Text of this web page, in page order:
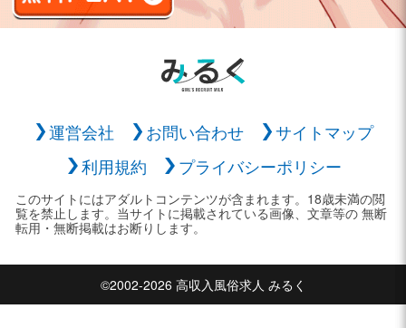
運営会社 お問い合わせ
サイトマップ
利用規約
プライバシーポリシー
このサイトにはアダルトコンテンツが含まれます。18歳未満の閲
覧を禁止します。当サイトに掲載されている画像、文章等の 無断
転用・無断掲載はお断りします。
©2002-2026 高収入風俗求人 みるく